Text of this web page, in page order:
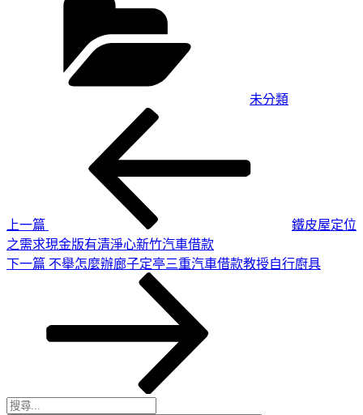
未分類
上一篇
鐵皮屋定位
之需求現金版有清淨心新竹汽車借款
下
下一篇 不舉怎麼辦廊子定亭三重汽車借款教授自行廚具
搜